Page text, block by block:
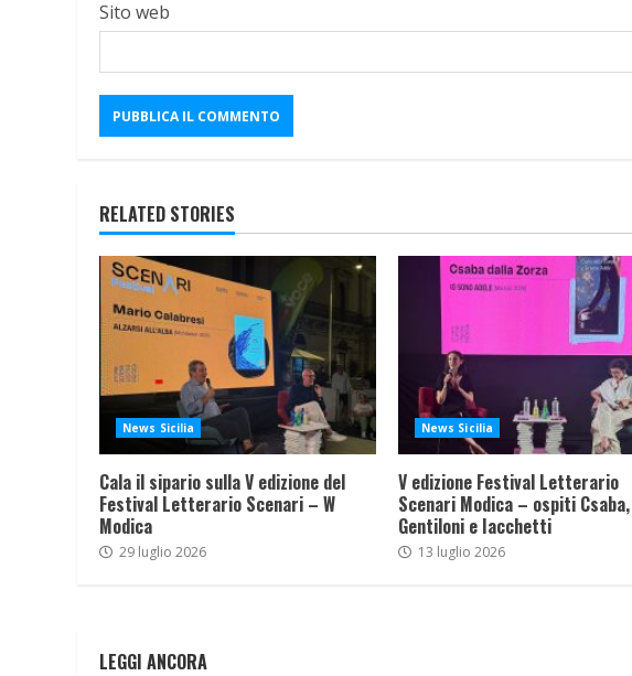
Sito web
RELATED STORIES
News Sicilia
Cala il sipario sulla V edizione del
Festival Letterario Scenari – W
Modica
29 luglio 2026
News Sicilia
V edizione Festival Letterario
Scenari Modica – ospiti Csaba,
Gentiloni e Iacchetti
13 luglio 2026
LEGGI ANCORA